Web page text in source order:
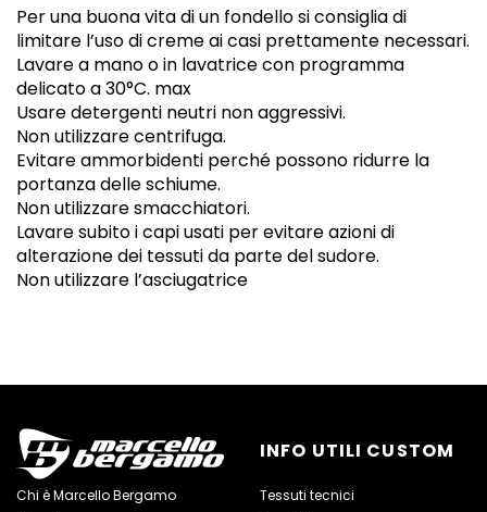
Per una buona vita di un fondello si consiglia di
limitare l’uso di creme ai casi prettamente necessari.
Lavare a mano o in lavatrice con programma
delicato a 30°C. max
Usare detergenti neutri non aggressivi.
Non utilizzare centrifuga.
Evitare ammorbidenti perché possono ridurre la
portanza delle schiume.
Non utilizzare smacchiatori.
Lavare subito i capi usati per evitare azioni di
alterazione dei tessuti da parte del sudore.
Non utilizzare l’asciugatrice
Chi è Marcello Bergamo
INFO UTILI CUSTOM
Tessuti tecnici